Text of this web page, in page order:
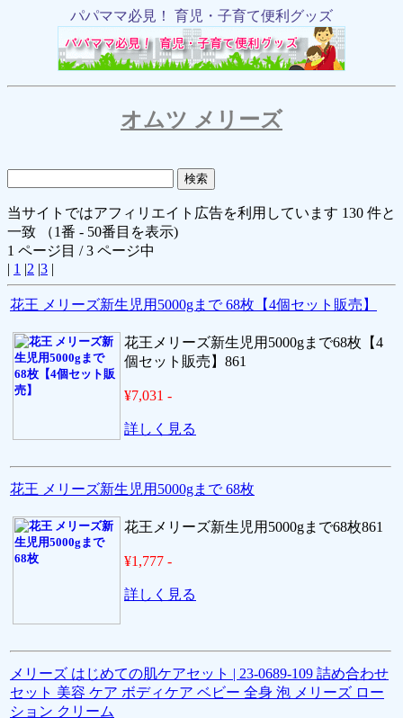
パパママ必見！ 育児・子育て便利グッズ
オムツ メリーズ
当サイトではアフィリエイト広告を利用しています 130 件と
一致 （1番 - 50番目を表示)
1 ページ目 / 3 ページ中
| 1 |2 |3 |
花王 メリーズ新生児用5000gまで 68枚【4個セット販売】
花王メリーズ新生児用5000gまで68枚【4
個セット販売】861
¥7,031 -
詳しく見る
花王 メリーズ新生児用5000gまで 68枚
花王メリーズ新生児用5000gまで68枚861
¥1,777 -
詳しく見る
メリーズ はじめての肌ケアセット | 23-0689-109 詰め合わせ
セット 美容 ケア ボディケア ベビー 全身 泡 メリーズ ロー
ション クリーム